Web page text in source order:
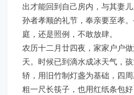
出才能回到自己房内，与其妻
孙者孝顺的礼节，奉亲要至孝
庭，还是照例，不敢放肆。
农历十二月廿四夜，家家户户
天。时候已到滴水成冰天气，
轿，用旧竹制灯盏为基础，四
粗一尺长筷子，也用红纸条包